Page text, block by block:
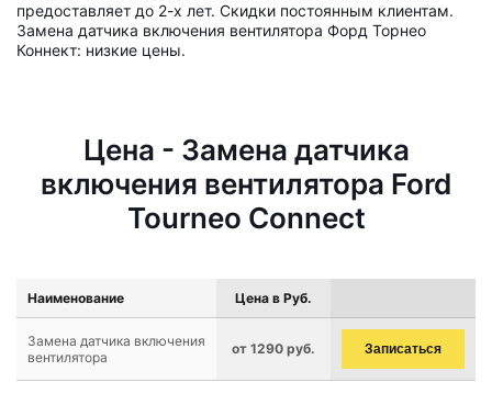
предоставляет до 2-х лет. Скидки постоянным клиентам.
Замена датчика включения вентилятора Форд Торнео
Коннект: низкие цены.
Цена - Замена датчика
включения вентилятора Ford
Tourneo Connect
Наименование Цена в Руб.
Замена датчика включения
вентилятора
от 1290 руб. Записаться